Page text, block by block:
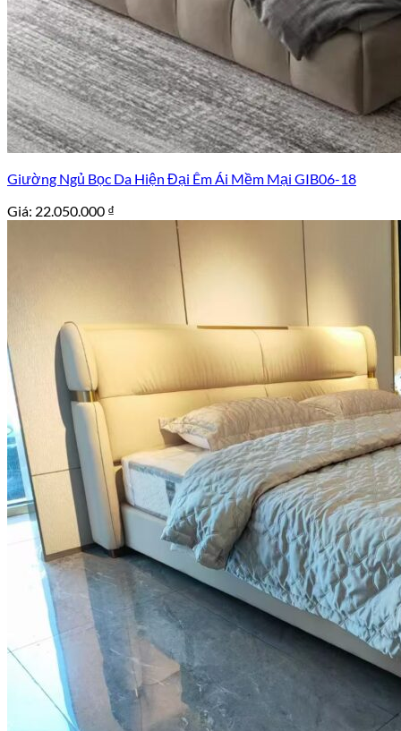
Giường Ngủ Bọc Da Hiện Đại Êm Ái Mềm Mại GIB06-18
Giá: 22.050.000 ₫